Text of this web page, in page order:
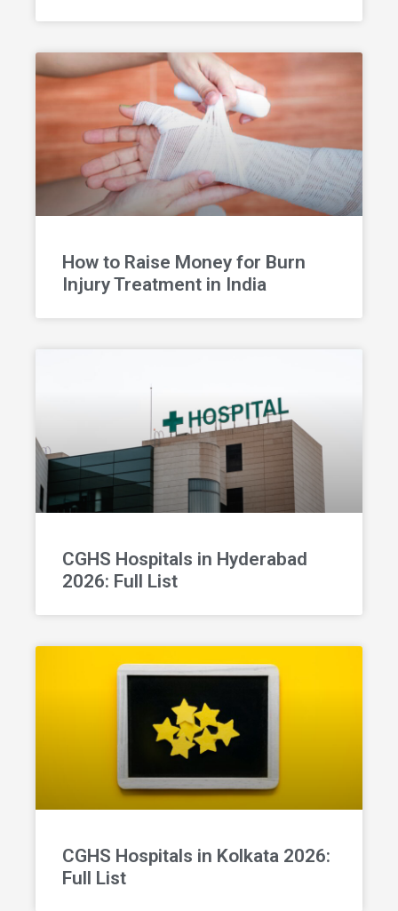
How to Raise Money for Burn
Injury Treatment in India
CGHS Hospitals in Hyderabad
2026: Full List
CGHS Hospitals in Kolkata 2026:
Full List